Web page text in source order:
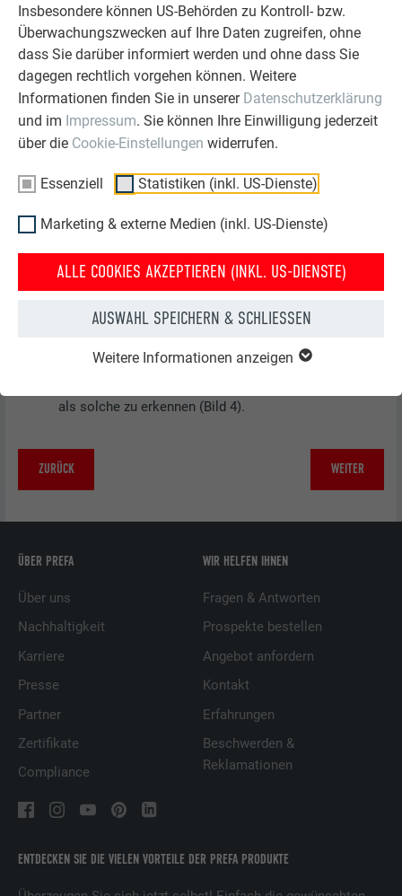
Insbesondere können US-Behörden zu Kontroll- bzw.
Überwachungszwecken auf Ihre Daten zugreifen, ohne
dass Sie darüber informiert werden und ohne dass Sie
dagegen rechtlich vorgehen können. Weitere
Informationen finden Sie in unserer Datenschutzerklärung
und im Impressum. Sie können Ihre Einwilligung jederzeit
über die Cookie-Einstellungen widerrufen.
Essenziell Statistiken (inkl. US-Dienste)
Marketing & externe Medien (inkl. US-Dienste)
ALLE COOKIES AKZEPTIEREN (INKL. US-DIENSTE)
AUSWAHL SPEICHERN & SCHLIESSEN
Weitere Informationen anzeigen
Öffnen Sie den Falz mit dem Schaleisen (Bild 1).
wechselnde Schindel (Bild 2).
einpassen (Bild 3).
als solche zu erkennen (Bild 4).
ZURÜCK WEITER
ENTDECKEN SIE DIE VIELEN VORTEILE DER PREFA PRODUKTE
ÜBER PREFA
Über uns
Nachhaltigkeit
Karriere
Presse
Partner
Zertifikate
Compliance
WIR HELFEN IHNEN
Fragen & Antworten
Prospekte bestellen
Angebot anfordern
Kontakt
Erfahrungen
Beschwerden &
Reklamationen